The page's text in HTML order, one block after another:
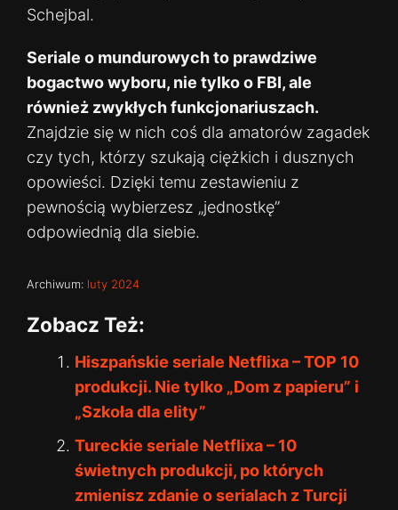
Schejbal.
Seriale o mundurowych to prawdziwe
bogactwo wyboru, nie tylko o FBI, ale
również zwykłych funkcjonariuszach.
Znajdzie się w nich coś dla amatorów zagadek
czy tych, którzy szukają ciężkich i dusznych
opowieści. Dzięki temu zestawieniu z
pewnością wybierzesz „jednostkę”
odpowiednią dla siebie.
Archiwum: luty 2024
Zobacz Też:
Hiszpańskie seriale Netflixa – TOP 10
produkcji. Nie tylko „Dom z papieru” i
„Szkoła dla elity”
Tureckie seriale Netflixa – 10
świetnych produkcji, po których
zmienisz zdanie o serialach z Turcji